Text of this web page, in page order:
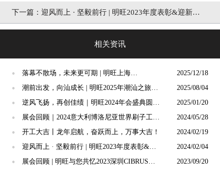
下一篇： 迎风而上 · 坚毅前行 | 明旺2023年度表彰&迎新会
相关资讯
●
落幕不散场，未来更可期 | 明旺上海
CIBRUSH制刷工业展圆满收官
2025/12/18
●
潮前出发，向汕成长 | 明旺2025年潮汕之旅圆
满结束！
2025/08/04
●
逆风飞扬，再创佳绩｜明旺2024年会盛典圆满
举行！
2025/01/20
●
展会回顾｜2024意大利博洛尼亚世界刷子工业
展圆满收官！
2024/05/28
● 开工大吉丨龙年启航，奋跃而上，万事大吉！ 2024/02/19
●
迎风而上 · 坚毅前行 | 明旺2023年度表彰&迎
新会完美落幕！
2024/02/04
●
展会回顾 | 明旺与您共忆2023深圳CIBRUSH
2023/09/20